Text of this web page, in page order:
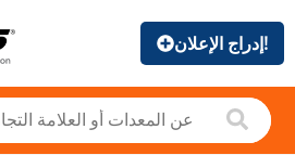
إدراج الإعلان!